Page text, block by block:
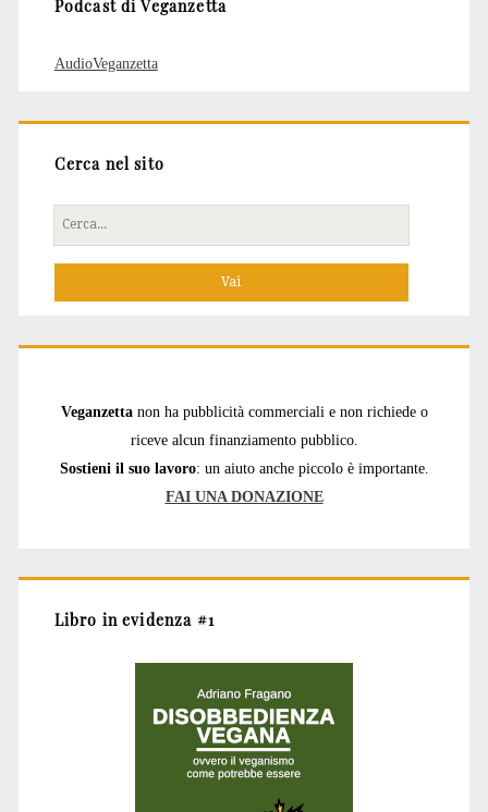
Podcast di Veganzetta
AudioVeganzetta
Cerca nel sito
Cerca
per:
Veganzetta non ha pubblicità commerciali e non richiede o
riceve alcun finanziamento pubblico.
Sostieni il suo lavoro: un aiuto anche piccolo è importante.
FAI UNA DONAZIONE
Libro in evidenza #1